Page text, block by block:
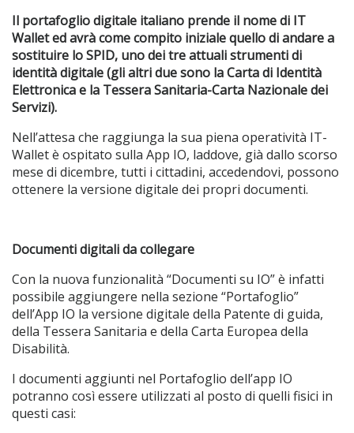
Il portafoglio digitale italiano prende il nome di IT
Wallet ed avrà come compito iniziale quello di andare a
sostituire lo SPID, uno dei tre attuali strumenti di
identità digitale (gli altri due sono la Carta di Identità
Elettronica e la Tessera Sanitaria-Carta Nazionale dei
Servizi).
Nell’attesa che raggiunga la sua piena operatività IT-
Wallet è ospitato sulla App IO, laddove, già dallo scorso
mese di dicembre, tutti i cittadini, accedendovi, possono
ottenere la versione digitale dei propri documenti.
Documenti digitali da collegare
Con la nuova funzionalità “Documenti su IO” è infatti
possibile aggiungere nella sezione “Portafoglio”
dell’App IO la versione digitale della Patente di guida,
della Tessera Sanitaria e della Carta Europea della
Disabilità.
I documenti aggiunti nel Portafoglio dell’app IO
potranno così essere utilizzati al posto di quelli fisici in
questi casi: